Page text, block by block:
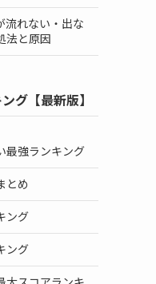
流れない・出な
法と原因
グ【最新版】
最強ランキング
とめ
ング
ング